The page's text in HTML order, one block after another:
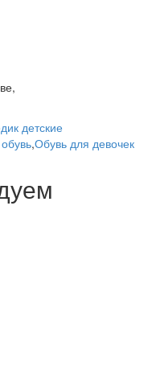
детские
,Обувь для девочек